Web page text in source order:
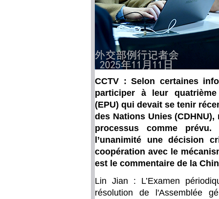
CCTV : Selon certaines
participer à leur
(EPU) qui devait se tenir
des Nations Unies
processus comme
l’unanimité une décision
coopération avec le
est le commentaire de la
Lin Jian : L’Examen
résolution de l'Assemblée